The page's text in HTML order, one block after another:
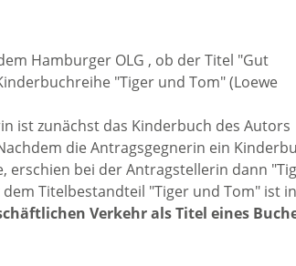
Hamburger OLG , ob der Titel "Gut
"Tiger und Tom" (Loewe
ist zunächst das Kinderbuch des Autors
die Antragsgegnerin ein
erschien bei der Antragstellerin dann
Titelbestandteil "Tiger und Tom" ist in
Verkehr als Titel eines